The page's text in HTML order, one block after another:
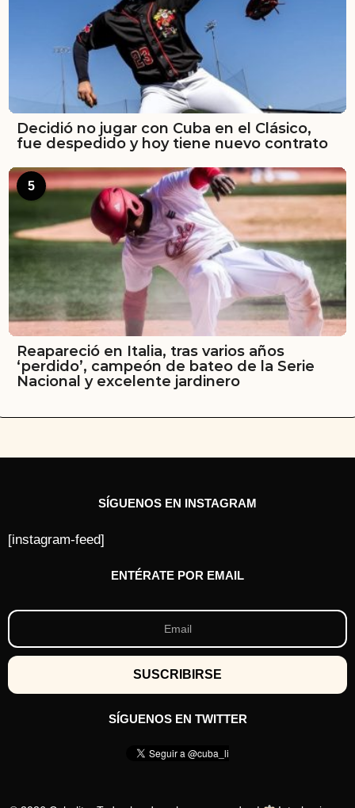
Decidió no jugar con Cuba en el Clásico,
fue despedido y hoy tiene nuevo contrato
5
Reapareció en Italia, tras varios años
‘perdido’, campeón de bateo de la Serie
Nacional y excelente jardinero
SÍGUENOS EN INSTAGRAM
[instagram-feed]
ENTÉRATE POR EMAIL
SÍGUENOS EN TWITTER